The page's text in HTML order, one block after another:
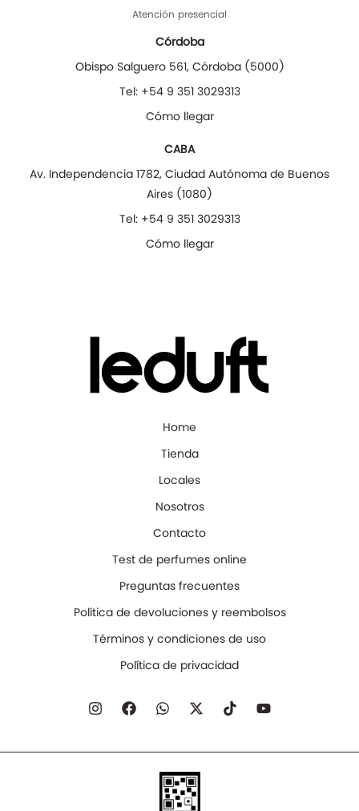
Atención presencial
Córdoba
Obispo Salguero 561, Córdoba(5000)
Tel: +54 9 351 3029313
Cómo llegar
CABA
Av. Independencia 1782, Ciudad Autónoma de Buenos
Aires (1080)
Tel: +54 9 351 3029313
Cómo llegar
Home
Tienda
Locales
Nosotros
Contacto
Test de perfumes online
Preguntas frecuentes
Política de devoluciones y reembolsos
Términos y condiciones de uso
Política de privacidad